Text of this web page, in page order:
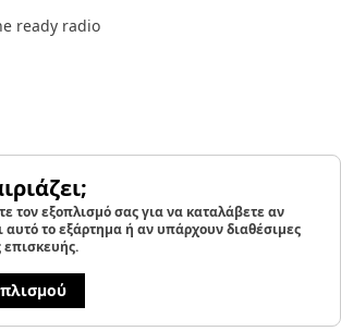
ready radio
τον εξοπλισμό σας για να καταλάβετε αν
αυτό το εξάρτημα ή αν υπάρχουν διαθέσιμες
επισκευής.